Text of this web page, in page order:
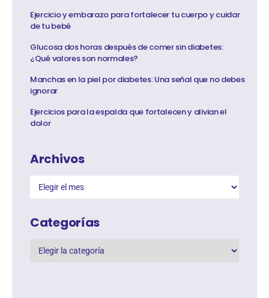
Ejercicio y embarazo para fortalecer tu cuerpo y cuidar
de tu bebé
Glucosa dos horas después de comer sin diabetes:
¿Qué valores son normales?
Manchas en la piel por diabetes: Una señal que no debes
ignorar
Ejercicios para la espalda que fortalecen y alivian el
dolor
Archivos
Categorías